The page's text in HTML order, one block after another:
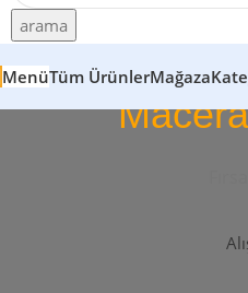
arama
MenüTüm ÜrünlerMağaza